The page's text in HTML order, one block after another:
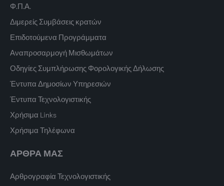
Φ.Π.Α.
Διμερείς Συμβάσεις κρατών
Επιδοτούμενα Προγράμματα
Αναπροσαρμογή Μισθωμάτων
Οδηγίες Συμπλήρωσης Φορολογικής Δήλωσης
Έντυπα Δημοσίων Υπηρεσιών
Έντυπα Τεχνολογιστικής
Χρήσιμα Links
Χρήσιμα Τηλέφωνα
ΑΡΘΡΑ ΜΑΣ
Αρθρογραφία Τεχνολογιστικής